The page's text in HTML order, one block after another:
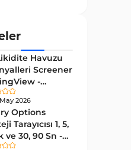
95
Havuzu
Screener
-
2026
Options
Tarayıcısı 1, 5,
ve 30, 90 Sn -